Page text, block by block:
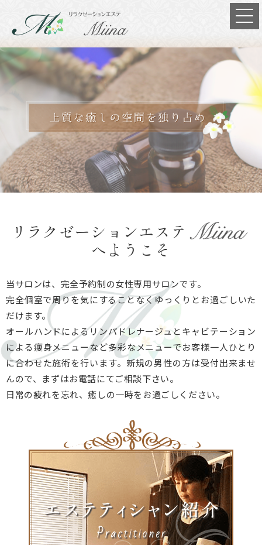
リラクゼーションエステ
へようこそ
当サロンは、完全予約制の女性専用サロンです。
完全個室で周りを気にすることなくゆっくりとお過ごしいた
だけます。
オールハンドによるリンパドレナージュとキャビテーション
による痩身メニューなど多彩なメニューでお客様一人ひとり
に合わせた施術を行います。新規の男性の方は受付出来ませ
んので、まずはお電話にてご相談下さい。
日常の疲れを忘れ、癒しの一時をお過ごしください。